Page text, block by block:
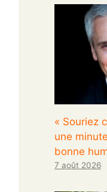
« Souriez
une
bonne
7 août 2026